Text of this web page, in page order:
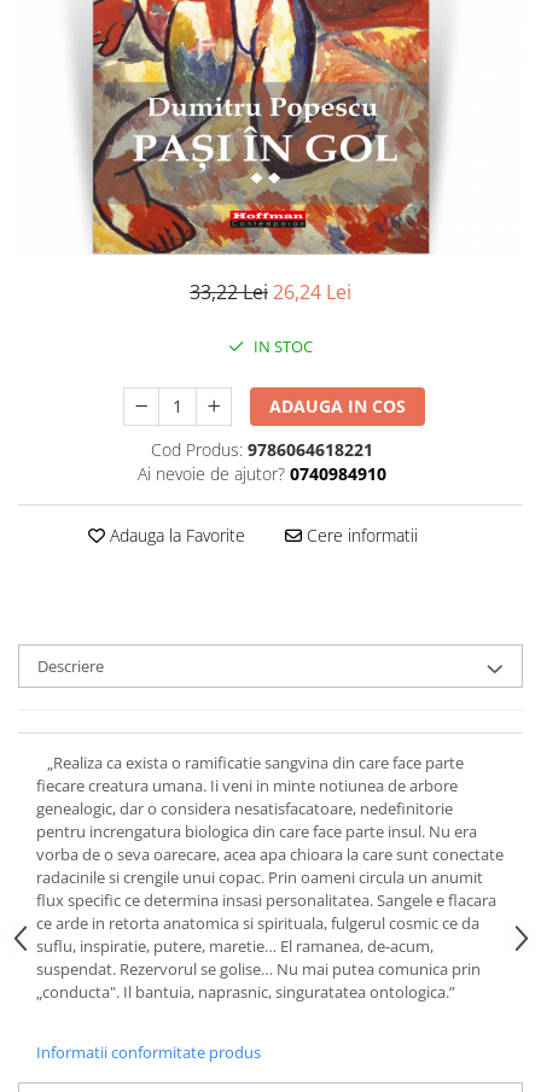
Contemporana
Universala
Universala
Non-fictiune
Publicistica / Reportaje / Interviuri
Sociologie si filozofie
33,22 Lei26,24 Lei
IN STOC
ADAUGA IN COS
Cod Produs: 9786064618221
Ai nevoie de ajutor? 0740984910
Adauga la Favorite Cere informatii
Descriere
„Realiza ca exista o ramificatie sangvina din care face parte
fiecare creatura umana. Ii veni in minte notiunea de arbore
genealogic, dar o considera nesatisfacatoare, nedefinitorie
pentru increngatura biologica din care face parte insul. Nu era
vorba de o seva oarecare, acea apa chioara la care sunt conectate
radacinile si crengile unui copac. Prin oameni circula un anumit
flux specific ce determina insasi personalitatea. Sangele e flacara
ce arde in retorta anatomica si spirituala, fulgerul cosmic ce da
suflu, inspiratie, putere, maretie… El ramanea, de-acum,
suspendat. Rezervorul se golise… Nu mai putea comunica prin
„conducta". Il bantuia, naprasnic, singuratatea ontologica.”
Informatii conformitate produs